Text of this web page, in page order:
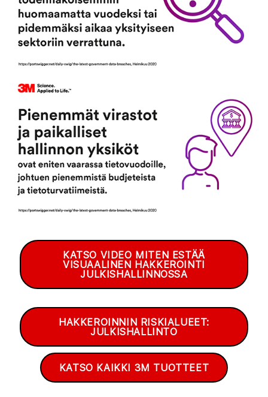
KATSO VIDEO MITEN ESTÄÄ
VISUAALINEN HAKKEROINTI
JULKISHALLINNOSSA
HAKKEROINNIN RISKIALUEET:
JULKISHALLINTO
KATSO KAIKKI 3M TUOTTEET